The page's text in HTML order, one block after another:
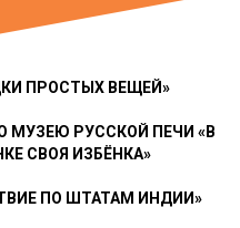
ПРОСТЫХ ВЕЩЕЙ»
МУЗЕЮ РУССКОЙ ПЕЧИ «В
СВОЯ ИЗБЁНКА»
ПО ШТАТАМ ИНДИИ»